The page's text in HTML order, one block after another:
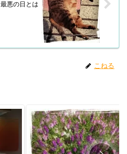
最悪の日とは
こねる